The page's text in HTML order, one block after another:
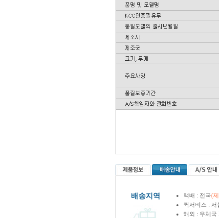
배송지역 택배 : 전국(
퀵서비스 :
해외 : 우체국